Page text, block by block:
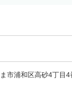
市浦和区高砂4丁目